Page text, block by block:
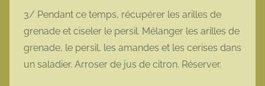
3/ Pendant ce temps, récupérer les arilles de
grenade et ciseler le persil. Mélanger les arilles de
grenade, le persil, les amandes et les cerises dans
un saladier. Arroser de jus de citron. Réserver.